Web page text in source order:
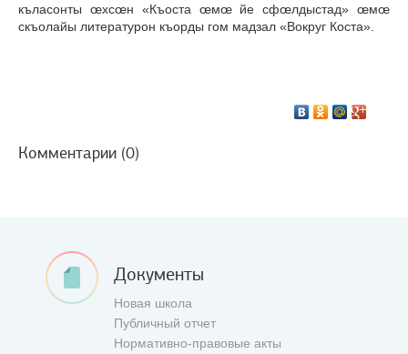
къласонты œхсœн «Къоста œмœ йе сфœлдыстад» œмœ
скъолайы литературон къорды гом мадзал «Вокруг Коста».
Комментарии (0)
Документы
Новая школа
Публичный отчет
Нормативно-правовые акты